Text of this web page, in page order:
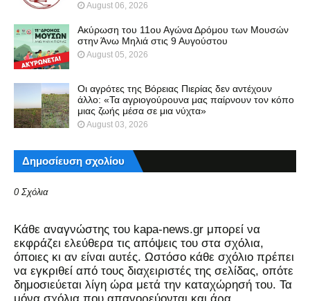
August 06, 2026
Ακύρωση του 11ου Αγώνα Δρόμου των Μουσών
στην Άνω Μηλιά στις 9 Αυγούστου
August 05, 2026
Οι αγρότες της Βόρειας Πιερίας δεν αντέχουν
άλλο: «Τα αγριογούρουνα μας παίρνουν τον κόπο
μιας ζωής μέσα σε μια νύχτα»
August 03, 2026
Δημοσίευση σχολίου
0 Σχόλια
Kάθε αναγνώστης του kapa-news.gr μπορεί να
εκφράζει ελεύθερα τις απόψεις του στα σχόλια,
όποιες κι αν είναι αυτές. Ωστόσο κάθε σχόλιο πρέπει
να εγκριθεί από τους διαχειριστές της σελίδας, οπότε
δημοσιεύεται λίγη ώρα μετά την καταχώρησή του. Τα